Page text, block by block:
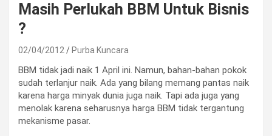
Masih Perlukah BBM Untuk Bisnis
?
02/04/2012 Purba Kuncara
BBM tidak jadi naik 1 April ini. Namun, bahan-bahan pokok
sudah terlanjur naik. Ada yang bilang memang pantas naik
karena harga minyak dunia juga naik. Tapi ada juga yang
menolak karena seharusnya harga BBM tidak tergantung
mekanisme pasar.